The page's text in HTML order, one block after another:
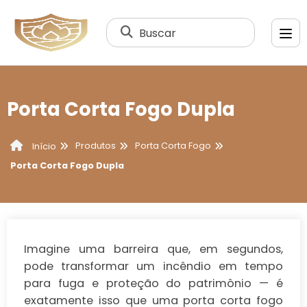
Buscar
Porta Corta Fogo Dupla
Início Produtos
Porta Corta Fogo
Porta Corta Fogo Dupla
Imagine uma barreira que, em segundos,
pode transformar um incêndio em tempo
para fuga e proteção do patrimônio — é
exatamente isso que uma porta corta fogo